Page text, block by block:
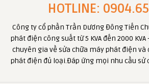
HOTLINE:
Công ty cổ phần Trần Dương Đông Tiến
phát điện công suất từ 5 KVA đến 2000
chuyên gia về sửa chữa máy phát điện và
phát điện đủ loại.Đáp ứng mọi nhu cầu sử